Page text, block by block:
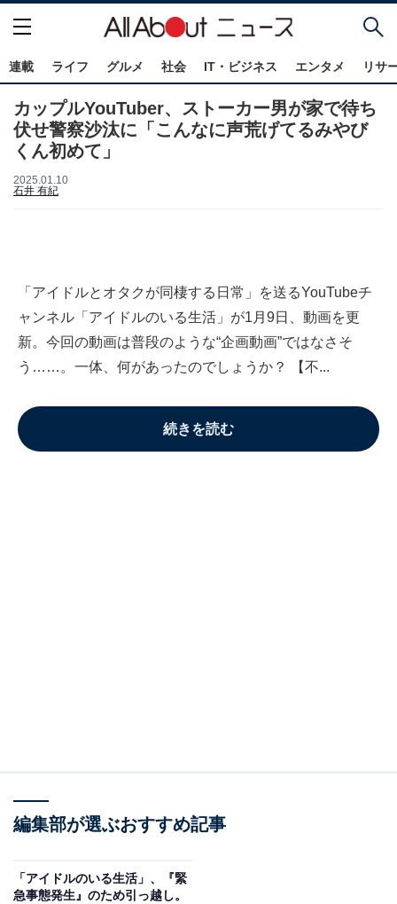
連載 ライフ グルメ 社会 IT・ビジネス エンタメ リサ
カップルYouTuber、ストーカー男が家で待ち
伏せ警察沙汰に「こんなに声荒げてるみやび
くん初めて」
2025.01.10
石井 有紀
「アイドルとオタクが同棲する日常」を送るYouTubeチ
ャンネル「アイドルのいる生活」が1月9日、動画を更
新。今回の動画は普段のような“企画動画”ではなさそ
う……。一体、何があったのでしょうか？ 【不...
続きを読む
編集部が選ぶおすすめ記事
「アイドルのいる生活」、『緊
急事態発生』のため引っ越し。